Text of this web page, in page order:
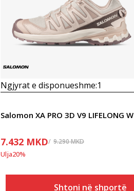
Krahasoni
Ngjyrat e disponueshme:1
Salomon XA PRO 3D V9 LIFELONG W
7.432 MKD 9.290MKD
Ulja20%
Shtoni në shportë